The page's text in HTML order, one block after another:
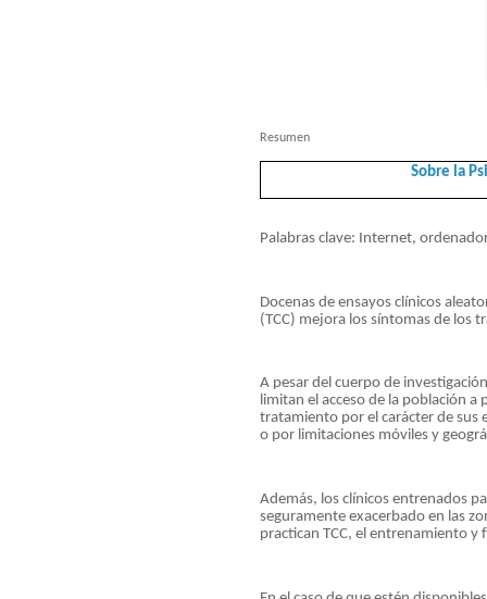
Resumen
Sobre la
Palabras clave: Internet,
Docenas de ensayos clínicos
(TCC) mejora los síntomas de los
A pesar del cuerpo de
limitan el acceso de la población
tratamiento por el carácter de sus
o por limitaciones móviles y
Además, los clínicos entrenados
seguramente exacerbado en las
practican TCC, el entrenamiento